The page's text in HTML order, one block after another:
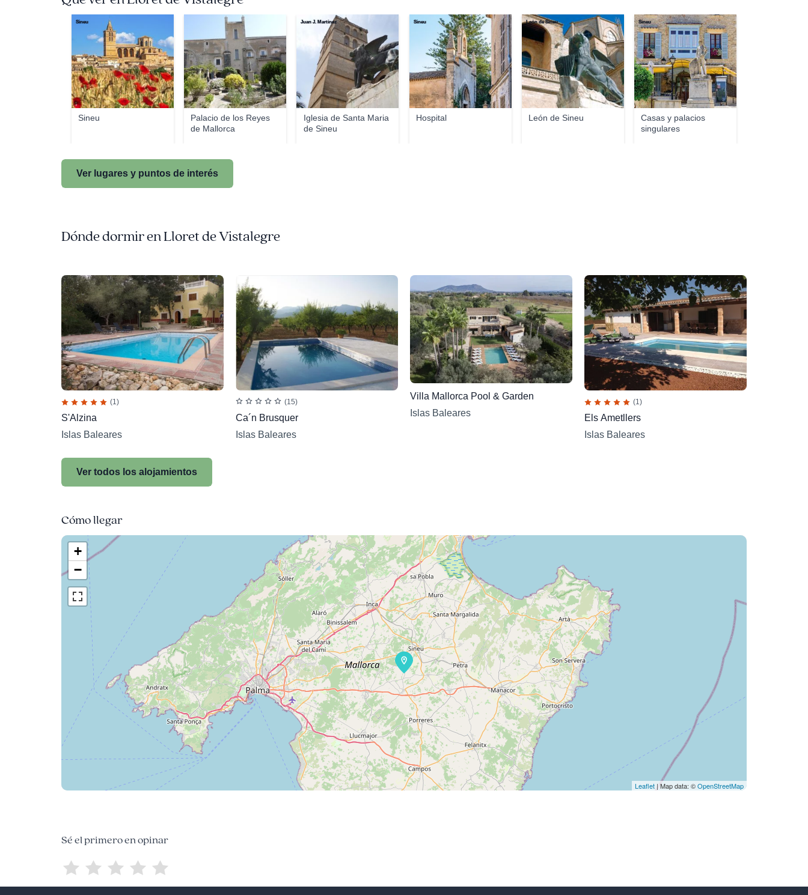
Sineu
Sineu
Palacio de los Reyes
de Mallorca
Iglesia de Santa Maria
de Sineu
Juan J. Martínez
Hospital
Sineu
León de Sineu
León de Sineu
Casas y palacios
singulares
Sineu
Ver lugares y puntos de interés
Dónde dormir en Lloret de Vistalegre
(1)
S'Alzina
Islas Baleares
(15)
Ca´n Brusquer
Islas Baleares
Villa Mallorca Pool & Garden
Islas Baleares
(1)
Els Ametllers
Islas Baleares
Ver todos los alojamientos
Cómo llegar
+
−
Leaflet | Map data: ©OpenStreetMap
Sé el primero en opinar